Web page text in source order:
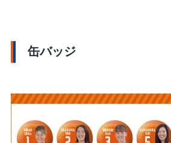
缶バッジ